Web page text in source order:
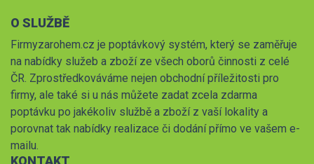
O SLUŽBĚ
Firmyzarohem.cz je poptávkový systém, který se zaměřuje
na nabídky služeb a zboží ze všech oborů činnosti z celé
ČR. Zprostředkováváme nejen obchodní příležitosti pro
firmy, ale také si u nás můžete zadat zcela zdarma
poptávku po jakékoliv službě a zboží z vaší lokality a
porovnat tak nabídky realizace či dodání přímo ve vašem e-
mailu.
KONTAKT